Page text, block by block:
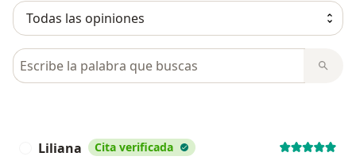
Busca en opiniones
Liliana Cita verificada